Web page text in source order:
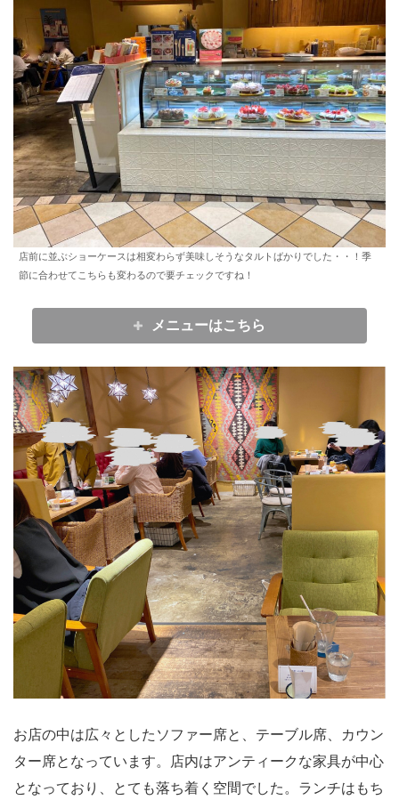
店前に並ぶショーケースは相変わらず美味しそうなタルトばかりでした・・！季
節に合わせてこちらも変わるので要チェックですね！
メニューはこちら
お店の中は広々としたソファー席と、テーブル席、カウン
ター席となっています。店内はアンティークな家具が中心
となっており、とても落ち着く空間でした。ランチはもち